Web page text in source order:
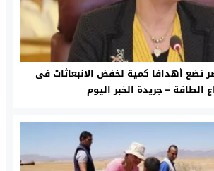
تضع أهدافا كمية لخفض الانبعاثات فى
الطاقة – جريدة الخبر اليوم